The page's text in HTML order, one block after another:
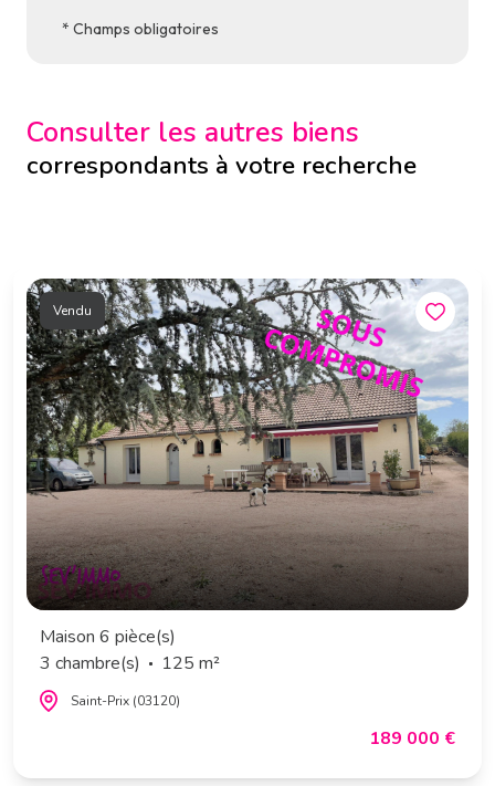
* Champs obligatoires
Consulter les autres biens
correspondants à votre recherche
Vendu
Maison 6 pièce(s)
3 chambre(s)
125 m²
Saint-Prix (03120)
189 000 €